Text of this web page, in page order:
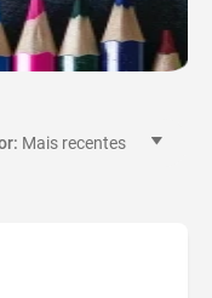
Mais recentes